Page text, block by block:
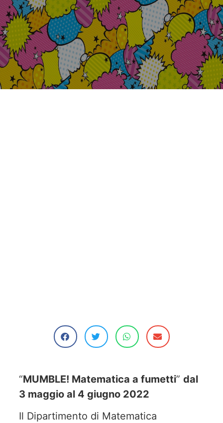
“MUMBLE! Matematica a fumetti” dal
3 maggio al 4 giugno 2022
Il Dipartimento di Matematica